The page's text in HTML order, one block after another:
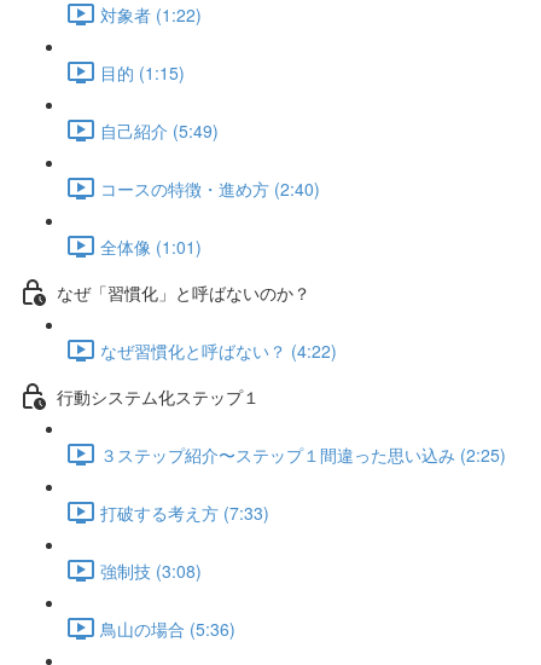
対象者 (1:22)
目的 (1:15)
自己紹介 (5:49)
コースの特徴・進め方 (2:40)
全体像 (1:01)
なぜ「習慣化」と呼ばないのか？
なぜ習慣化と呼ばない？ (4:22)
行動システム化ステップ１
３ステップ紹介〜ステップ１間違った思い込み (2:25)
打破する考え方 (7:33)
強制技 (3:08)
鳥山の場合 (5:36)